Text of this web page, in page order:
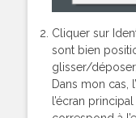
Cliquer sur
sont bien
glisser/
Dans mon cas,
l’écran